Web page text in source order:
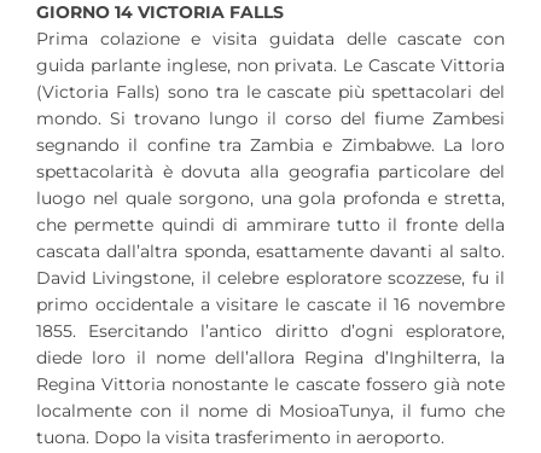
GIORNO 14 VICTORIA FALLS
Prima colazione e visita guidata delle cascate con
guida parlante inglese, non privata. Le Cascate Vittoria
(Victoria Falls) sono tra le cascate più spettacolari del
mondo. Si trovano lungo il corso del fiume Zambesi
segnando il confine tra Zambia e Zimbabwe. La loro
spettacolarità è dovuta alla geografia particolare del
luogo nel quale sorgono, una gola profonda e stretta,
che permette quindi di ammirare tutto il fronte della
cascata dall’altra sponda, esattamente davanti al salto.
David Livingstone, il celebre esploratore scozzese, fu il
primo occidentale a visitare le cascate il 16 novembre
1855. Esercitando l’antico diritto d’ogni esploratore,
diede loro il nome dell’allora Regina d’Inghilterra, la
Regina Vittoria nonostante le cascate fossero già note
localmente con il nome di MosioaTunya, il fumo che
tuona. Dopo la visita trasferimento in aeroporto.